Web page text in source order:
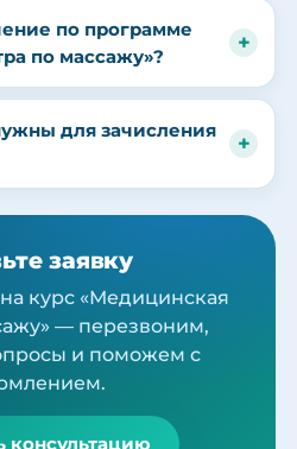
по программе
по массажу»?
для зачисления
заявку
курс «Медицинская
— перезвоним,
и поможем с
консультацию